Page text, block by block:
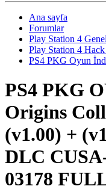
Ana sayfa
Forumlar
Play Station 4
Play Station 4
PS4 PKG Oyun
PS4 PKG
Origins
(v1.00) +
DLC
03178